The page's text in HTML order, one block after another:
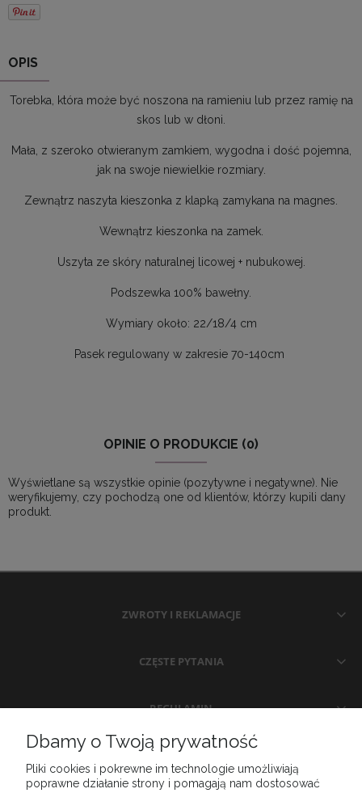
OPIS
Torebka, która może być noszona na ramieniu lub przez ramię na
skos lub w dłoni.
Mała, z szeroko otwieranym zamkiem, wygodna i dość pojemna,
jak na swoje niewielkie rozmiary.
Zewnątrz naszyta kieszonka z klapką zamykana na magnes.
Wewnątrz kieszonka na zamek.
Uszyta ze skóry naturalnej licowej + nubukowej.
Podszewka 100% bawełny.
Wymiary około: 22/18/4 cm
Pasek regulowany w zakresie 70-140cm
OPINIE O PRODUKCIE (0)
Wyświetlane są wszystkie opinie (pozytywne i negatywne). Nie
weryfikujemy, czy pochodzą one od klientów, którzy kupili dany
produkt.
ZWROTY I REKLAMACJE
CZĘSTE PYTANIA
REGULAMIN
MOJE KONTO
Dbamy o Twoją prywatność
Pliki cookies i pokrewne im technologie umożliwiają
poprawne działanie strony i pomagają nam dostosować